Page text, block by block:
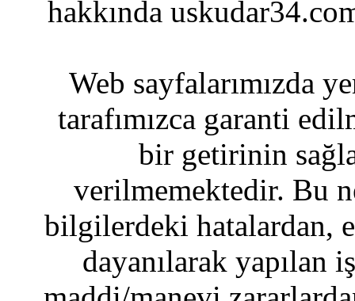
hakkında
Web sayfalarımızda
tarafımızca garanti
bir getirinin
verilmemektedir. Bu
bilgilerdeki hatalardan,
dayanılarak yapılan